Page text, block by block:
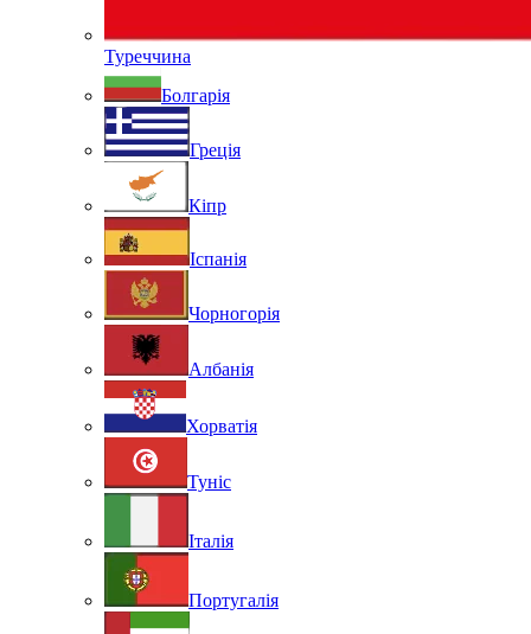
Туреччина
Болгарія
Греція
Кіпр
Іспанія
Чорногорія
Албанія
Хорватія
Туніс
Італія
Португалія